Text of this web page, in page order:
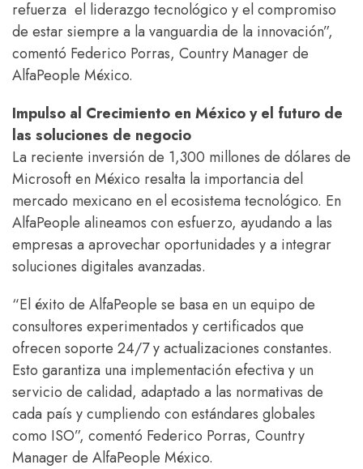
refuerza el liderazgo tecnológico y el compromiso
de estar siempre a la vanguardia de la innovación”,
comentó Federico Porras, Country Manager de
AlfaPeople México.
Impulso al Crecimiento en México y el futuro de
las soluciones de negocio
La reciente inversión de 1,300 millones de dólares de
Microsoft en México resalta la importancia del
mercado mexicano en el ecosistema tecnológico. En
AlfaPeople alineamos con esfuerzo, ayudando a las
empresas a aprovechar oportunidades y a integrar
soluciones digitales avanzadas.
“El éxito de AlfaPeople se basa en un equipo de
consultores experimentados y certificados que
ofrecen soporte 24/7 y actualizaciones constantes.
Esto garantiza una implementación efectiva y un
servicio de calidad, adaptado a las normativas de
cada país y cumpliendo con estándares globales
como ISO”, comentó Federico Porras, Country
Manager de AlfaPeople México.